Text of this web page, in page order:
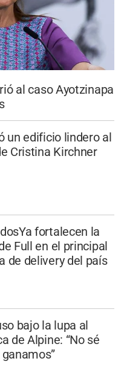
al caso Ayotzinapa
un edificio lindero al
Cristina Kirchner
fortalecen la
Full en el principal
de delivery del país
bajo la lupa al
de Alpine: “No sé